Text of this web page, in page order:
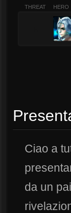
THREAT HERO
Ciao a
da un